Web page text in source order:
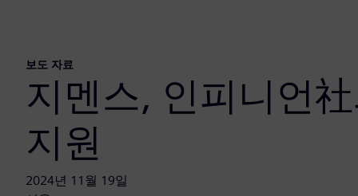
보도 자료
지멘스, 인피니언
지원
2024년 11월 19일